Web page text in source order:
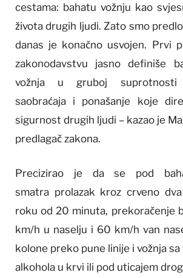
cestama: bahatu vožnju kao
života drugih ljudi. Zato smo
danas je konačno usvojen. Prvi
zakonodavstvu jasno definiše
vožnja u gruboj suprotnosti
saobraćaja i ponašanje koje
sigurnost drugih ljudi – kazao je
predlagač zakona.
Precizirao je da se pod
smatra prolazak kroz crveno
roku od 20 minuta, prekoračenje
km/h u naselju i 60 km/h van
kolone preko pune linije i vožnja
alkohola u krvi ili pod uticajem